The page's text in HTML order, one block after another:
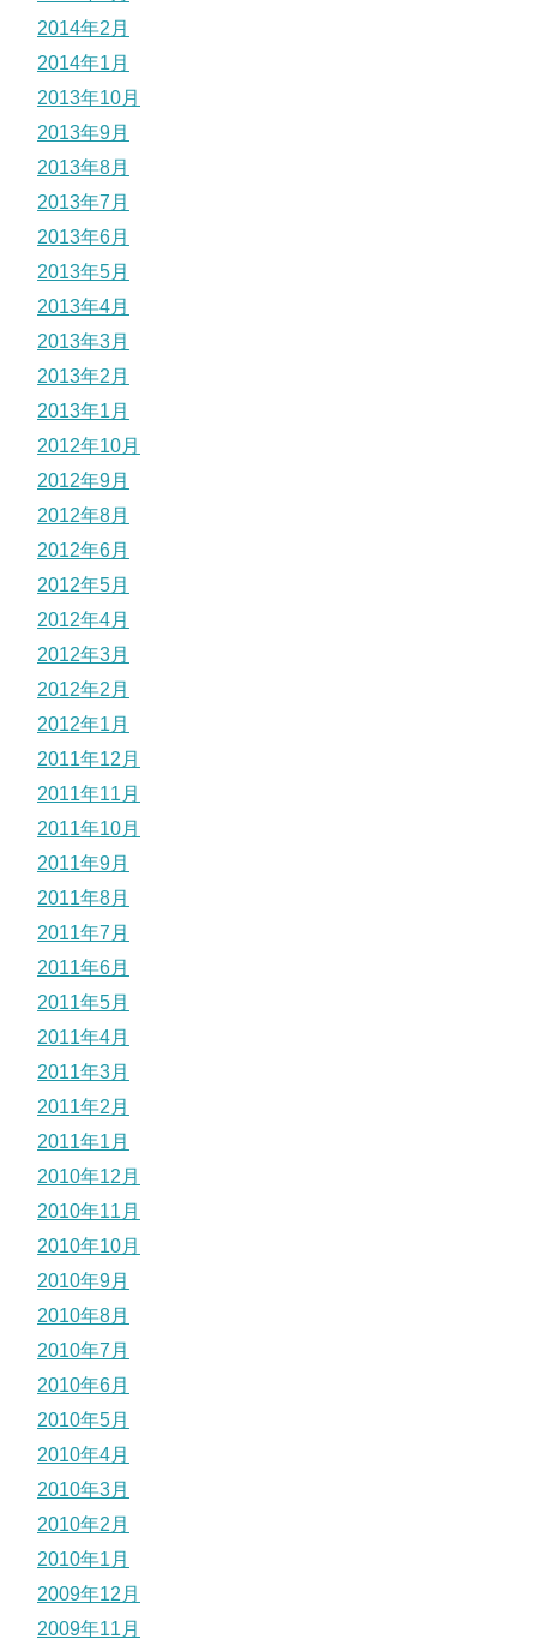
2014年2月
2014年1月
2013年10月
2013年9月
2013年8月
2013年7月
2013年6月
2013年5月
2013年4月
2013年3月
2013年2月
2013年1月
2012年10月
2012年9月
2012年8月
2012年6月
2012年5月
2012年4月
2012年3月
2012年2月
2012年1月
2011年12月
2011年11月
2011年10月
2011年9月
2011年8月
2011年7月
2011年6月
2011年5月
2011年4月
2011年3月
2011年2月
2011年1月
2010年12月
2010年11月
2010年10月
2010年9月
2010年8月
2010年7月
2010年6月
2010年5月
2010年4月
2010年3月
2010年2月
2010年1月
2009年12月
2009年11月